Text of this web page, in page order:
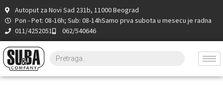
Autoput za Novi Sad 231b, 11000 Beograd
Pon - Pet: 08-16h; Sub: 08-14hSamo prva subota u mesecu je radna
011/4252051
062/540646